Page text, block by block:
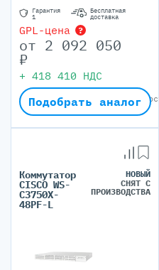
Гарантия
1
Бесплатная
доставка
GPL-цена ?
от 2 092 050
₽
+ 418 410 НДС
Окончательная цена по запросу
Подобрать аналог
Коммутатор
CISCO WS-
C3750X-
48PF-L
НОВЫЙ
СНЯТ С
ПРОИЗВОДСТВА